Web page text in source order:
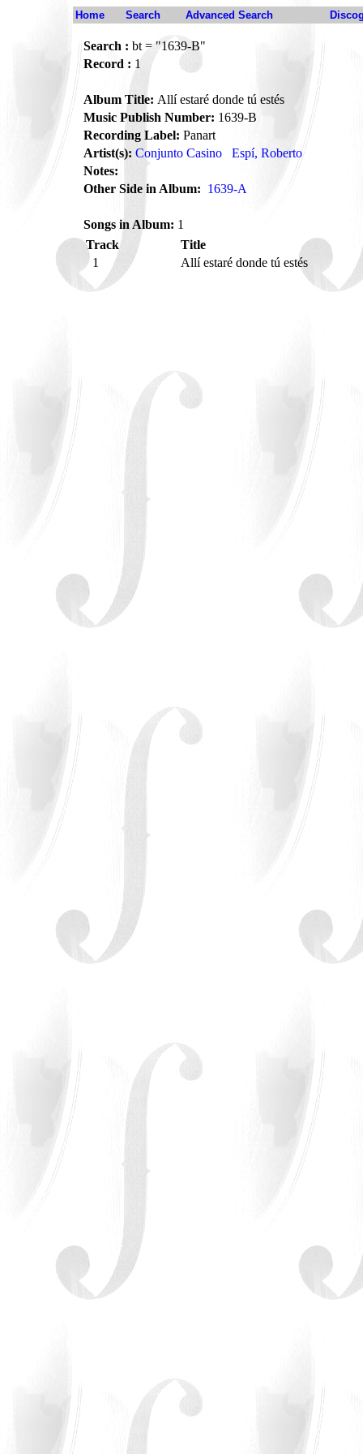
Home Search Advanced Search
Search : bt = "1639-B"
Record : 1
Album Title: Allí estaré donde tú estés
Music Publish Number: 1639-B
Recording Label: Panart
Artist(s): Conjunto Casino
Espí, Roberto
Notes:
Other Side in Album: 1639-A
Songs in Album: 1
Track
Title
1
Allí estaré donde tú estés